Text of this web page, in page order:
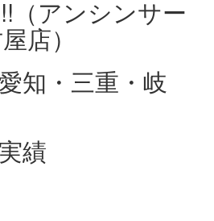
知・三重・岐
績